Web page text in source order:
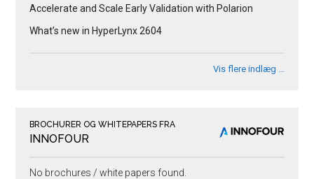
Accelerate and Scale Early Validation with Polarion
What’s new in HyperLynx 2604
Vis flere indlæg …
BROCHURER OG WHITEPAPERS FRA
INNOFOUR
No brochures / white papers found.